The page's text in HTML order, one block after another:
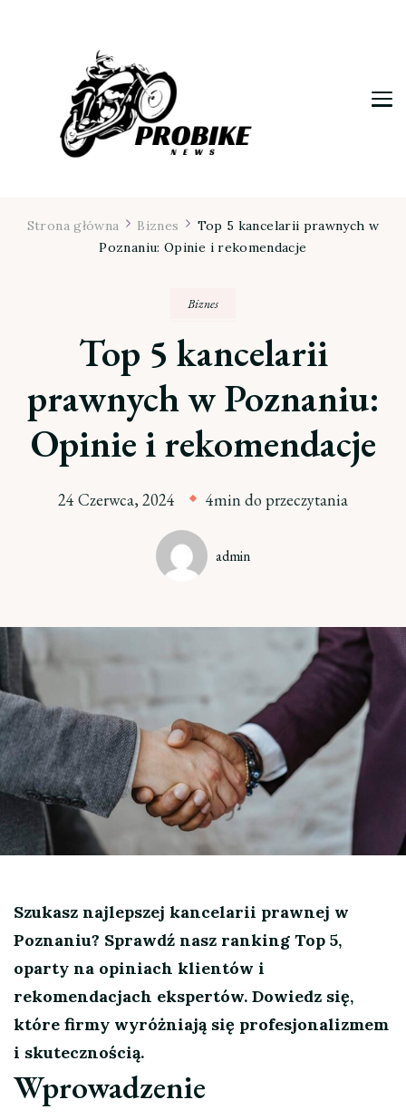
Strona główna Biznes
Top 5 kancelarii prawnych w
Poznaniu: Opinie i rekomendacje
Biznes
Top 5 kancelarii
prawnych w Poznaniu:
Opinie i rekomendacje
24 Czerwca, 2024 4min do przeczytania
admin
Szukasz najlepszej kancelarii prawnej w
Poznaniu? Sprawdź nasz ranking Top 5,
oparty na opiniach klientów i
rekomendacjach ekspertów. Dowiedz się,
które firmy wyróżniają się profesjonalizmem
i skutecznością.
Wprowadzenie